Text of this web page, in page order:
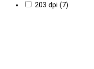
203 dpi (7)